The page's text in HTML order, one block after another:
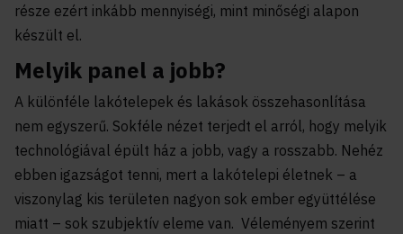
része ezért inkább mennyiségi, mint minőségi alapon
készült el.
Melyik panel a jobb?
A különféle lakótelepek és lakások összehasonlítása
nem egyszerű. Sokféle nézet terjedt el arról, hogy melyik
technológiával épült ház a jobb, vagy a rosszabb. Nehéz
ebben igazságot tenni, mert a lakótelepi életnek – a
viszonylag kis területen nagyon sok ember együttélése
miatt – sok szubjektív eleme van. Véleményem szerint